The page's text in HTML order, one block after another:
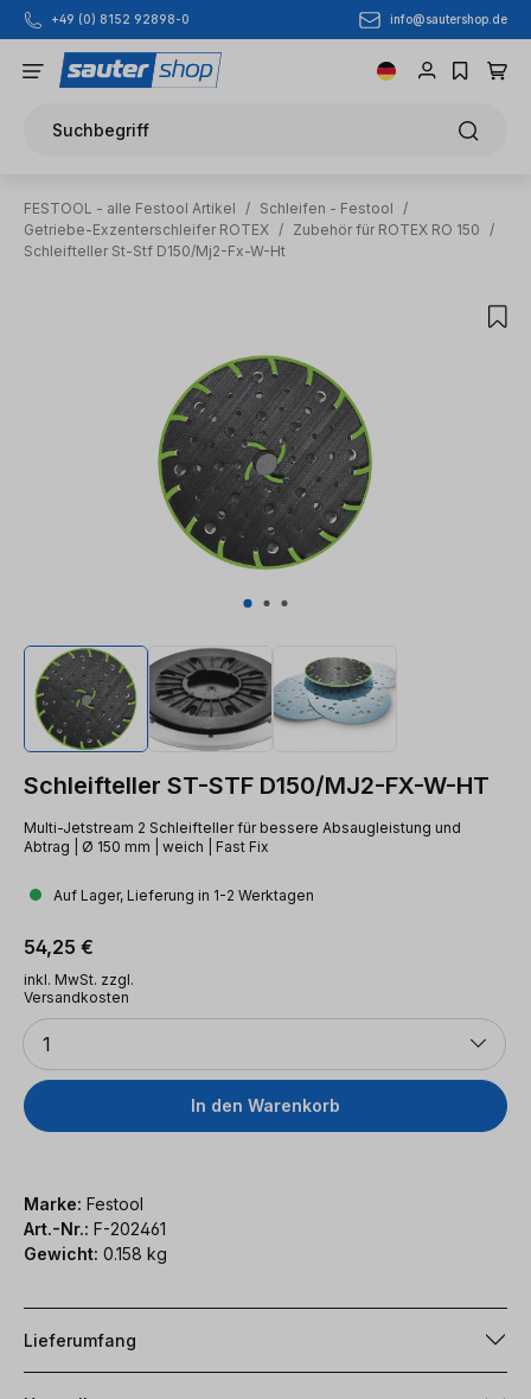
Zum Hauptinhalt springen
+49 (0) 8152 92898-0 info@sautershop.de
Suchbegriff
FESTOOL - alle Festool Artikel / Schleifen - Festool
/
Getriebe-Exzenterschleifer ROTEX / Zubehör für ROTEX RO 150
/
Schleifteller St-Stf D150/Mj2-Fx-W-Ht
Schleifteller ST-STF D150/MJ2-FX-W-HT
Multi-Jetstream 2 Schleifteller für bessere Absaugleistung und
Abtrag | Ø 150 mm | weich | Fast Fix
Auf Lager, Lieferung in 1-2 Werktagen
Regulärer Preis:
54,25 €
inkl. MwSt. zzgl.
Versandkosten
Anzahl
1
In den Warenkorb
Marke: Festool
Art.-Nr.: F-202461
Gewicht: 0.158 kg
Lieferumfang